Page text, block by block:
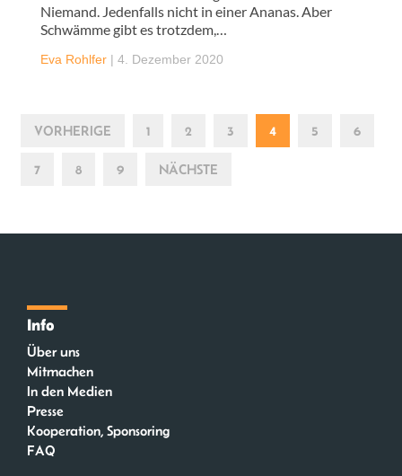
Niemand. Jedenfalls nicht in einer Ananas. Aber
Schwämme gibt es trotzdem,…
Eva Rohlfer | 4. Dezember 2020
VORHERIGE 1 2 3 4 5 6
7 8 9 NÄCHSTE
Info
Über uns
Mitmachen
In den Medien
Presse
Kooperation, Sponsoring
FAQ